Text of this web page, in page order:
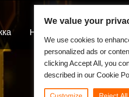
Новости
We value your
We use cookies to
personalized ads or
clicking Accept All, you
described in our Cookie